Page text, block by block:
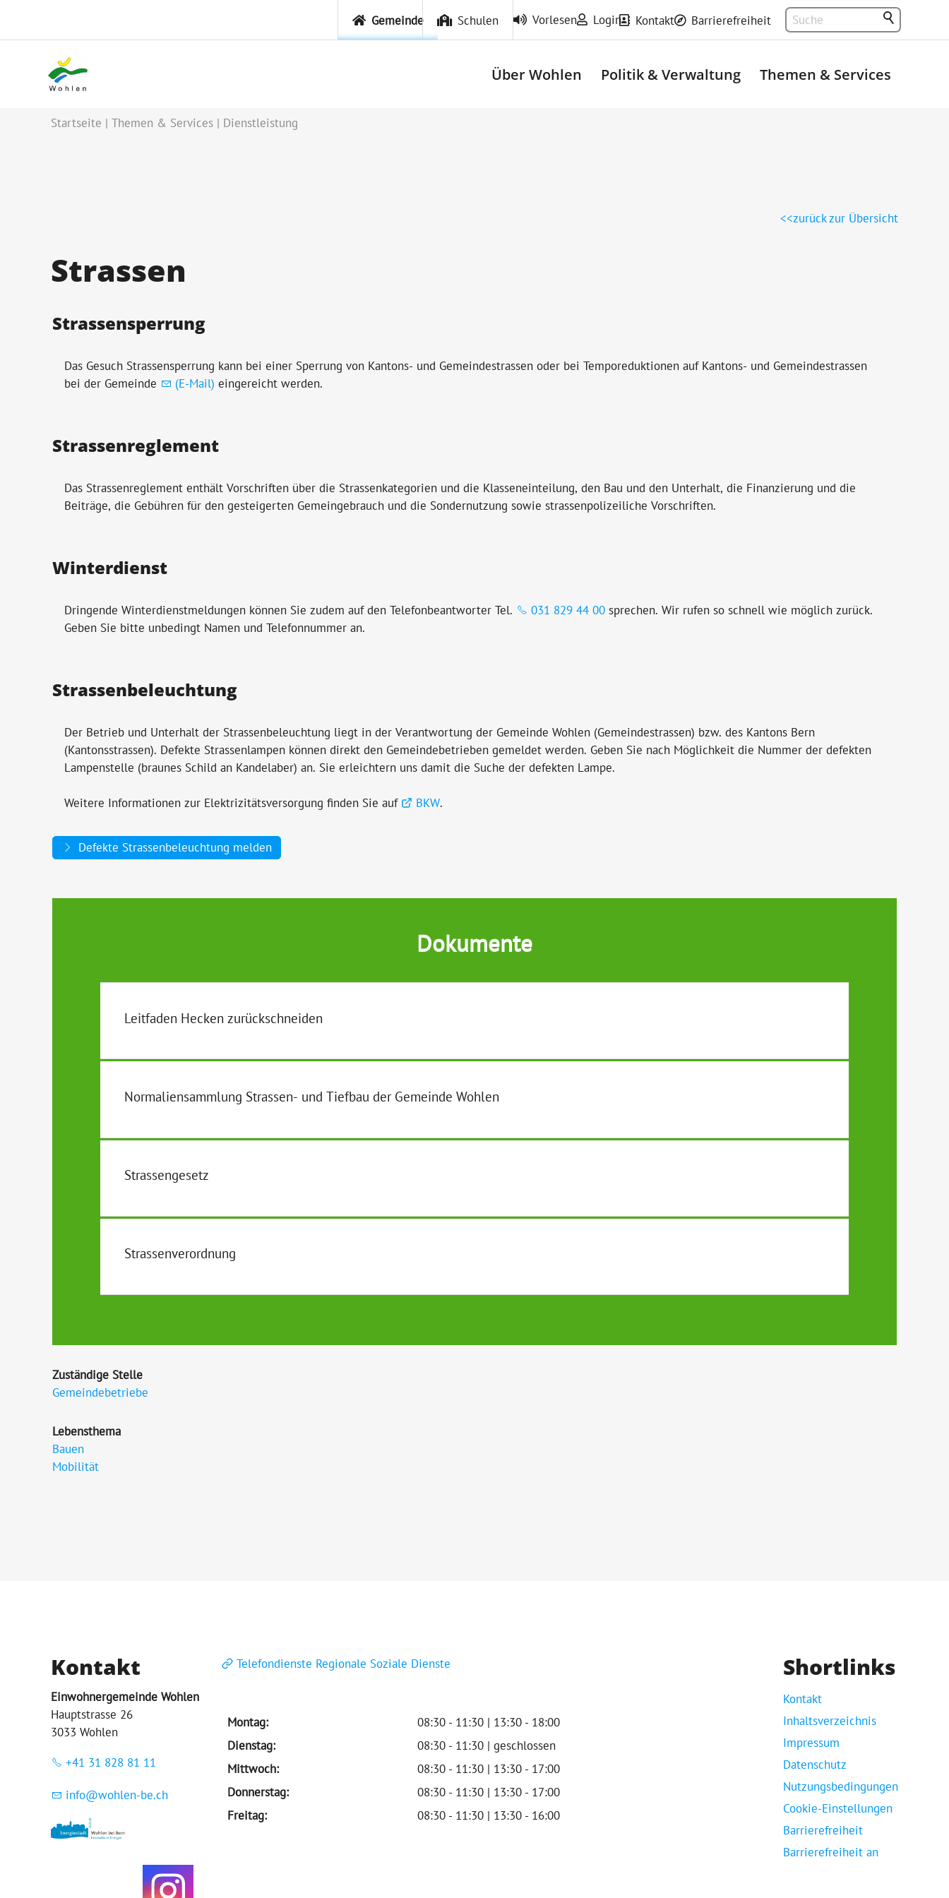
Barrierefreiheit
Kontakt
Login
Gemeinde Schulen Vorlesen
Über Wohlen Politik & Verwaltung Themen & Services
Startseite Themen & Services Dienstleistung
zurück zur Übersicht
Strassen
Strassensperrung
Das Gesuch Strassensperrung kann bei einer Sperrung von Kantons- und Gemeindestrassen oder bei Temporeduktionen auf Kantons- und Gemeindestrassen
bei der Gemeinde
(E-Mail) eingereicht werden.
Strassenreglement
Das Strassenreglement enthält Vorschriften über die Strassenkategorien und die Klasseneinteilung, den Bau und den Unterhalt, die Finanzierung und die
Beiträge, die Gebühren für den gesteigerten Gemeingebrauch und die Sondernutzung sowie strassenpolizeiliche Vorschriften.
Winterdienst
Dringende Winterdienstmeldungen können Sie zudem auf den Telefonbeantworter Tel. 031 829 44 00 sprechen. Wir rufen so schnell wie möglich zurück.
Geben Sie bitte unbedingt Namen und Telefonnummer an.
Strassenbeleuchtung
Der Betrieb und Unterhalt der Strassenbeleuchtung liegt in der Verantwortung der Gemeinde Wohlen (Gemeindestrassen) bzw. des Kantons Bern
(Kantonsstrassen). Defekte Strassenlampen können direkt den Gemeindebetrieben gemeldet werden. Geben Sie nach Möglichkeit die Nummer der defekten
Lampenstelle (braunes Schild an Kandelaber) an. Sie erleichtern uns damit die Suche der defekten Lampe.
Weitere Informationen zur Elektrizitätsversorgung finden Sie auf BKW.
Defekte Strassenbeleuchtung melden
Dokumente
Leitfaden Hecken zurückschneiden
Normaliensammlung Strassen- und Tiefbau der Gemeinde Wohlen
Strassengesetz
Strassenverordnung
Zuständige Stelle
Gemeindebetriebe
Lebensthema
Bauen
Mobilität
Kontakt
Einwohnergemeinde Wohlen
Hauptstrasse 26
3033 Wohlen
+41 31 828 81 11
nf w hl n-b ch
Telefondienste Regionale Soziale Dienste
Montag:
08:30 - 11:30 | 13:30 - 18:00
Dienstag:
08:30 - 11:30 | geschlossen
Mittwoch:
08:30 - 11:30 | 13:30 - 17:00
Donnerstag:
08:30 - 11:30 | 13:30 - 17:00
Freitag:
08:30 - 11:30 | 13:30 - 16:00
Shortlinks
Kontakt
Inhaltsverzeichnis
Impressum
Datenschutz
Nutzungsbedingungen
Cookie-Einstellungen
Barrierefreiheit
Barrierefreiheit an